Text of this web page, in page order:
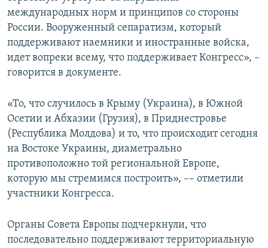
международных норм и принципов со стороны
России. Вооруженный сепаратизм, который
поддерживают наемники и иностранные войска,
идет вопреки всему, что поддерживает Конгресс», –
говорится в документе.
«То, что случилось в Крыму (Украина), в Южной
Осетии и Абхазии (Грузия), в Приднестровье
(Республика Молдова) и то, что происходит сегодня
на Востоке Украины, диаметрально
противоположно той региональной Европе,
которую мы стремимся построить», –– отметили
участники Конгресса.
Органы Совета Европы подчеркнули, что
последовательно поддерживают территориальную